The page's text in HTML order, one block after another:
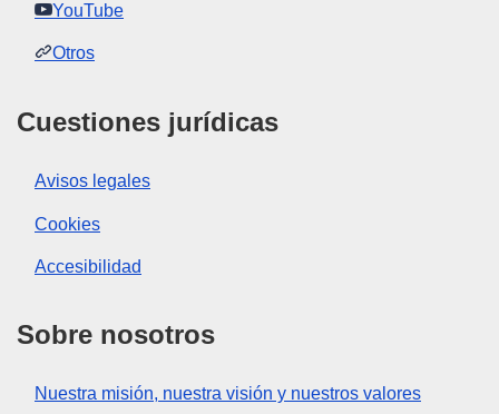
YouTube
Otros
Cuestiones jurídicas
Avisos legales
Cookies
Accesibilidad
Sobre nosotros
Nuestra misión, nuestra visión y nuestros valores